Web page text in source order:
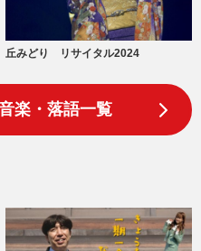
丘みどり リサイタル2024
楽・落語一覧